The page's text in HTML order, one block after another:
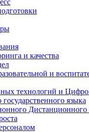
и качества
и
технологий и
языка